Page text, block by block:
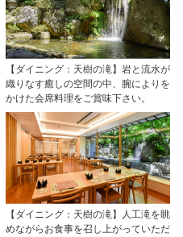
【ダイニング：天樹の滝】岩と流水が
織りなす癒しの空間の中、腕によりを
かけた会席料理をご賞味下さい。
【ダイニング：天樹の滝】人工滝を眺
めながらお食事を召し上がっていただ